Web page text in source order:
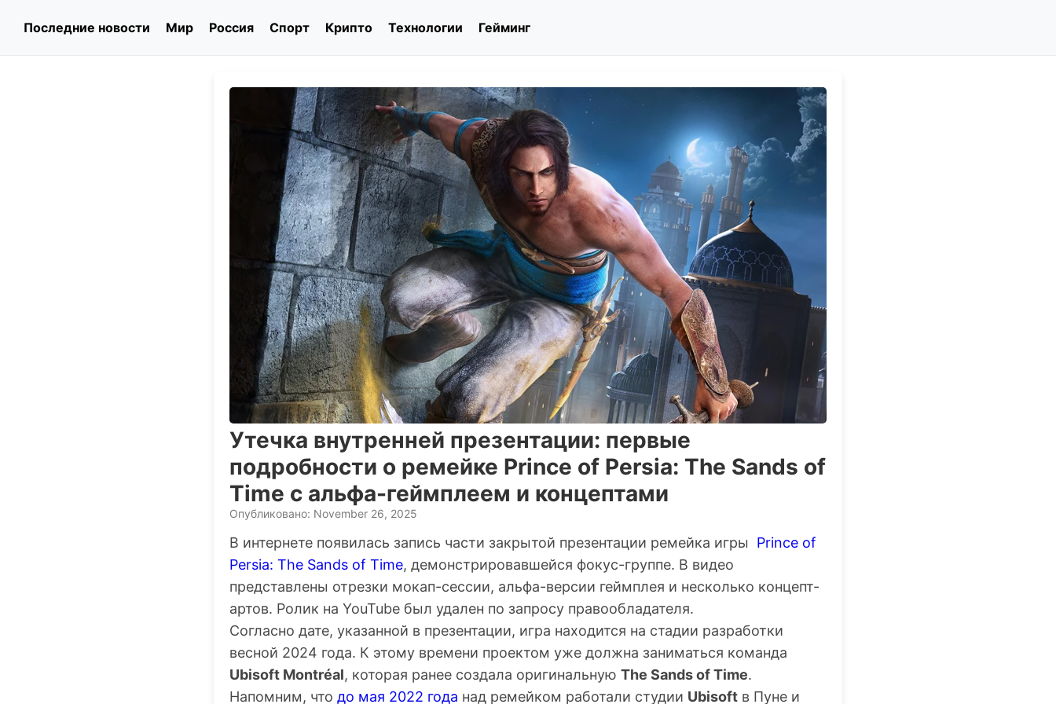
Последние новости Мир Россия Спорт Крипто Технологии Гейминг
Утечка внутренней презентации: первые
подробности о ремейке Prince of Persia: The Sands of
Time с альфа-геймплеем и концептами
Опубликовано: November 26, 2025
В интернете появилась запись части закрытой презентации ремейка игры
Prince of
Persia: The Sands of Time, демонстрировавшейся фокус-группе. В видео
представлены отрезки мокап-сессии, альфа-версии геймплея и несколько концепт-
артов. Ролик на YouTube был удален по запросу правообладателя.
Согласно дате, указанной в презентации, игра находится на стадии разработки
весной 2024 года. К этому времени проектом уже должна заниматься команда
Ubisoft Montréal, которая ранее создала оригинальную The Sands of Time.
Напомним, что до мая 2022 года над ремейком работали студии Ubisoft в Пуне и